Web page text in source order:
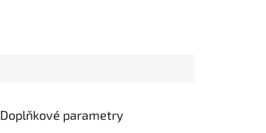
Doplňkové parametry